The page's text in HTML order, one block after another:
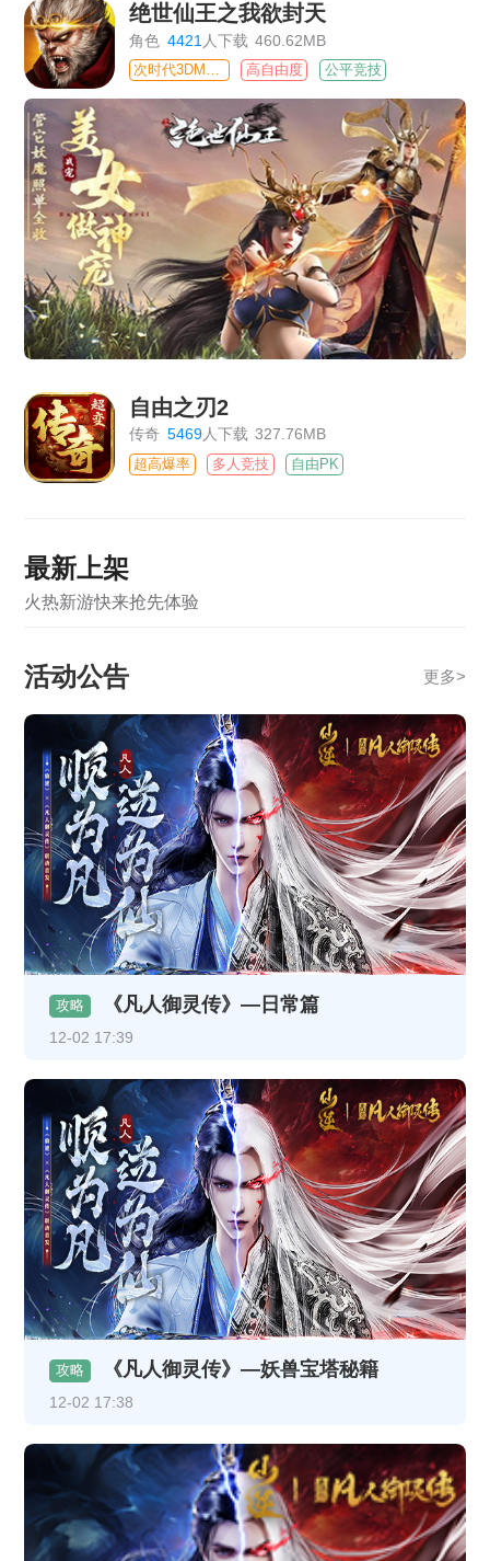
绝世仙王之我欲封天
角色 4421 人下载 460.62MB
高自由度 公平竞技
自由之刃2
传奇 5469人下载 327.76MB
超高爆率 多人竞技 自由PK
最新上架
火热新游快来抢先体验
活动公告 更多>
攻略 《凡人御灵传》—日常篇
12-02 17:39
攻略 《凡人御灵传》—妖兽宝塔秘籍
12-02 17:38